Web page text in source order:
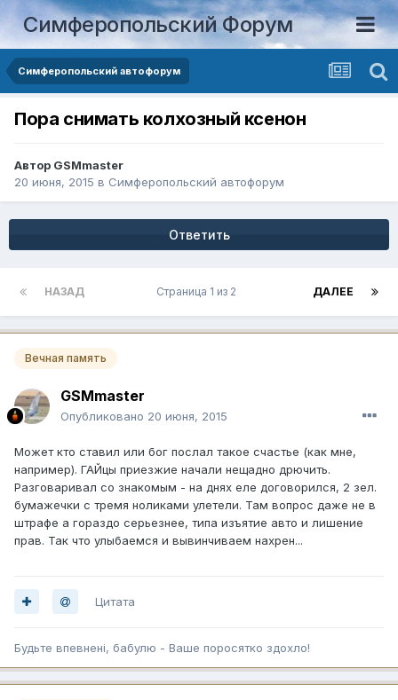
Симферопольский Форум
Симферопольский автофорум
Пора снимать колхозный ксенон
Автор GSMmaster
20 июня, 2015 в Симферопольский автофорум
Ответить
НАЗАД ДАЛЕЕ
Страница 1 из 2
Вечная память
GSMmaster
Опубликовано 20 июня, 2015
Может кто ставил или бог послал такое счастье (как мне,
например). ГАЙцы приезжие начали нещадно дрючить.
Разговаривал со знакомым - на днях еле договорился, 2 зел.
бумажечки с тремя ноликами улетели. Там вопрос даже не в
штрафе а гораздо серьезнее, типа изъятие авто и лишение
прав. Так что улыбаемся и вывинчиваем нахрен...
Цитата
Будьте впевненi, бабулю - Ваше поросятко здохло!